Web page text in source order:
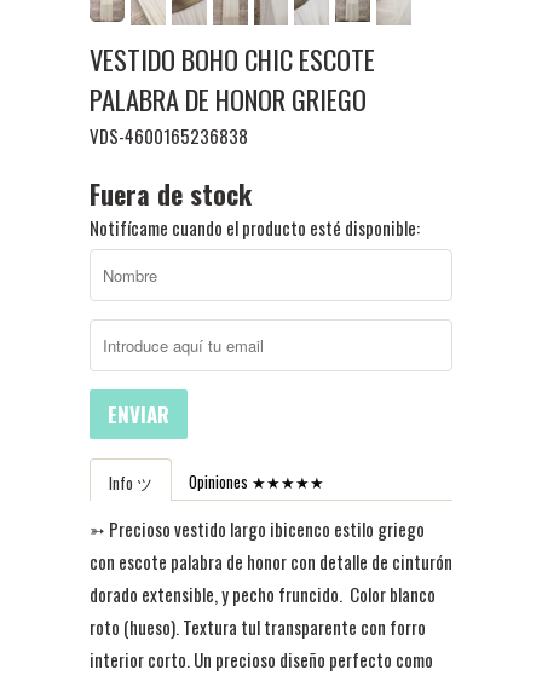
VESTIDO BOHO CHIC ESCOTE
PALABRA DE HONOR GRIEGO
VDS-4600165236838
Fuera de stock
Notifícame cuando el producto esté disponible:
ENVIAR
Info ツ Opiniones ★★★★★
➳ Precioso vestido largo ibicenco estilo griego
con escote palabra de honor con detalle de cinturón
dorado extensible, y pecho fruncido. Color blanco
roto (hueso). Textura tul transparente con forro
interior corto. Un precioso diseño perfecto como